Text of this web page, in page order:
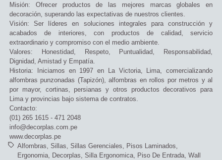
Misión: Ofrecer productos de las mejores marcas globales en
decoración, superando las expectativas de nuestros clientes.
Visión: Ser líderes en soluciones integrales para construcción y
acabados de interiores, con productos de calidad, servicio
extraordinario y compromiso con el medio ambiente.
Valores: Honestidad, Respeto, Puntualidad, Responsabilidad,
Dignidad, Amistad y Empatía.
Historia: Iniciamos en 1997 en La Victoria, Lima, comercializando
alfombras punzonadas (Tapizón), alfombras en rollos por metros y al
por mayor, cortinas, persianas y otros productos decorativos para
Lima y provincias bajo sistema de contratos.
Contacto:
(01) 265 1615 - 471 2048
info@decorplas.com.pe
www.decorplas.pe
Alfombras
Sillas Sillas Gerenciales
Pisos Laminados
Ergonomia
Decorplas Silla Ergonomica Piso De Entrada Wall